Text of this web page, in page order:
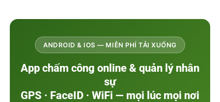
ANDROID & IOS — MIỄN PHÍ TẢI XUỐNG
App chấm công online & quản lý nhân
sự
GPS · FaceID · WiFi — mọi lúc mọi nơi